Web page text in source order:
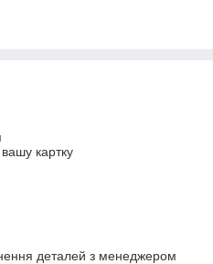
картку
деталей з менеджером